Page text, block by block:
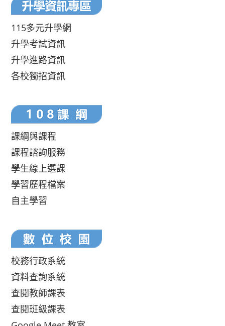
115多元升學網
升學考試資訊
升學進路資訊
各校獨招資訊
課綱與課程
課程諮詢服務
學生線上選課
學習歷程檔案
自主學習
校務行政系統
資料查詢系統
查閱教師課表
查閱班級課表